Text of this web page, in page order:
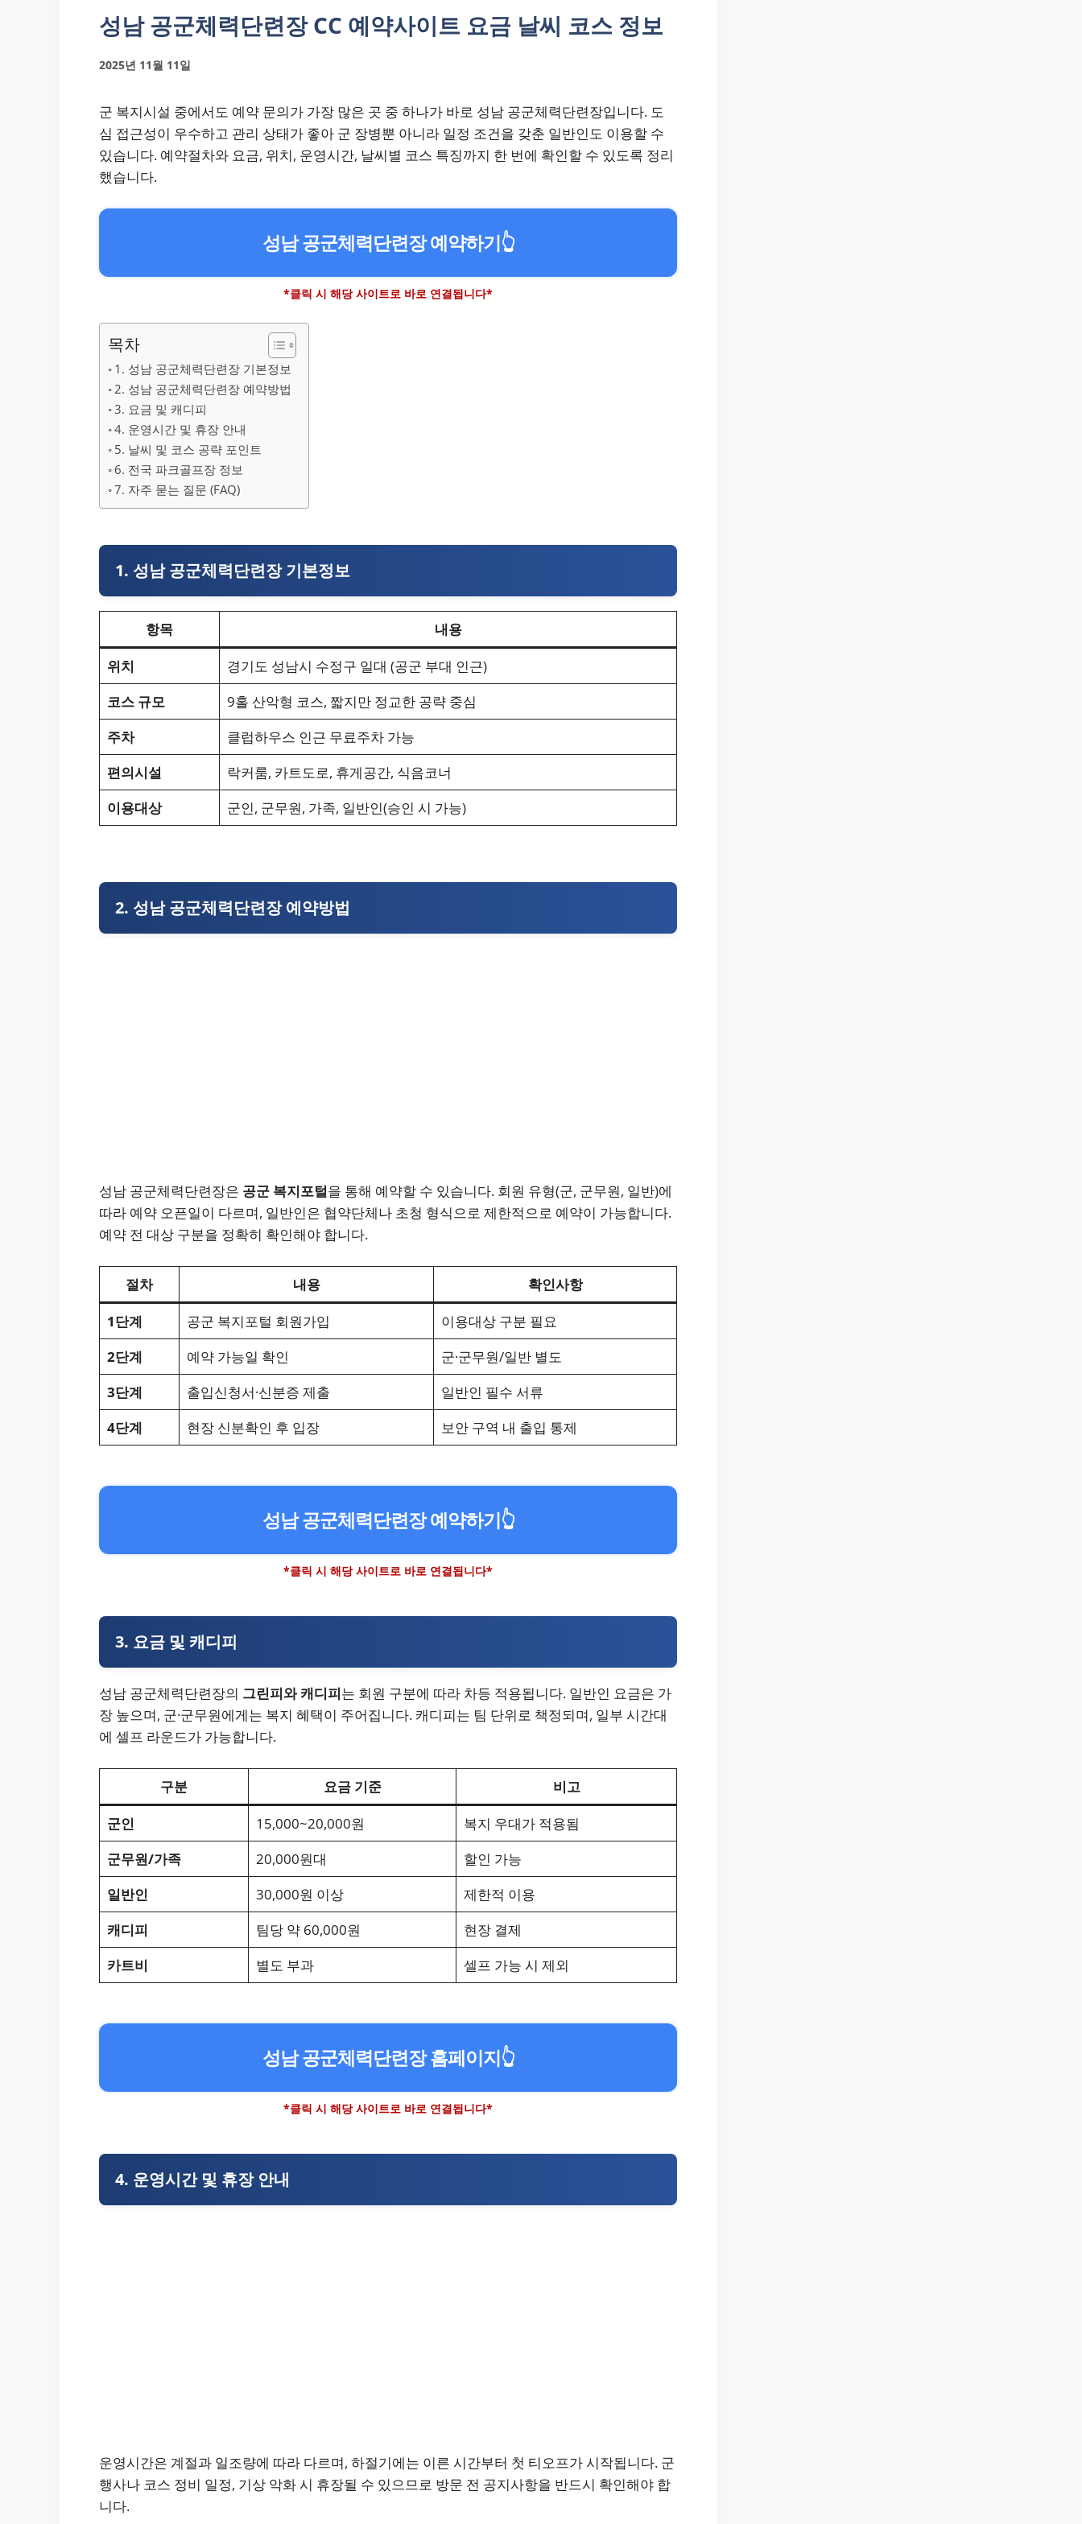
성남 공군체력단련장 CC 예약사이트 요금 날씨 코스 정보
2025년 11월 11일
군 복지시설 중에서도 예약 문의가 가장 많은 곳 중 하나가 바로 성남 공군체력단련장입니다. 도
심 접근성이 우수하고 관리 상태가 좋아 군 장병뿐 아니라 일정 조건을 갖춘 일반인도 이용할 수
있습니다. 예약절차와 요금, 위치, 운영시간, 날씨별 코스 특징까지 한 번에 확인할 수 있도록 정리
했습니다.
성남 공군체력단련장 예약하기👆
*클릭 시 해당 사이트로 바로 연결됩니다*
목차
1. 성남 공군체력단련장 기본정보
2. 성남 공군체력단련장 예약방법
3. 요금 및 캐디피
4. 운영시간 및 휴장 안내
5. 날씨 및 코스 공략 포인트
6. 전국 파크골프장 정보
7. 자주 묻는 질문 (FAQ)
1. 성남 공군체력단련장 기본정보
항목
내용
위치
경기도 성남시 수정구 일대 (공군 부대 인근)
코스 규모
9홀 산악형 코스, 짧지만 정교한 공략 중심
주차
클럽하우스 인근 무료주차 가능
편의시설
락커룸, 카트도로, 휴게공간, 식음코너
이용대상
군인, 군무원, 가족, 일반인(승인 시 가능)
2. 성남 공군체력단련장 예약방법
성남 공군체력단련장은 공군 복지포털을 통해 예약할 수 있습니다. 회원 유형(군, 군무원, 일반)에
따라 예약 오픈일이 다르며, 일반인은 협약단체나 초청 형식으로 제한적으로 예약이 가능합니다.
예약 전 대상 구분을 정확히 확인해야 합니다.
절차 내용
확인사항
1단계
공군 복지포털 회원가입
이용대상 구분 필요
2단계
예약 가능일 확인
군·군무원/일반 별도
3단계
출입신청서·신분증 제출
일반인 필수 서류
4단계
현장 신분확인 후 입장 보안 구역 내 출입 통제
성남 공군체력단련장 예약하기👆
*클릭 시 해당 사이트로 바로 연결됩니다*
3. 요금 및 캐디피
성남 공군체력단련장의 그린피와 캐디피는 회원 구분에 따라 차등 적용됩니다. 일반인 요금은 가
장 높으며, 군·군무원에게는 복지 혜택이 주어집니다. 캐디피는 팀 단위로 책정되며, 일부 시간대
에 셀프 라운드가 가능합니다.
구분 요금 기준
비고
군인
15,000~20,000원
복지 우대가 적용됨
군무원/가족
20,000원대
할인 가능
일반인
30,000원 이상
제한적 이용
캐디피
팀당 약 60,000원
현장 결제
카트비
별도 부과 셀프 가능 시 제외
성남 공군체력단련장 홈페이지👆
*클릭 시 해당 사이트로 바로 연결됩니다*
4. 운영시간 및 휴장 안내
운영시간은 계절과 일조량에 따라 다르며, 하절기에는 이른 시간부터 첫 티오프가 시작됩니다. 군
행사나 코스 정비 일정, 기상 악화 시 휴장될 수 있으므로 방문 전 공지사항을 반드시 확인해야 합
니다.